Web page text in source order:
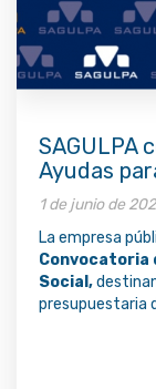
SAGULPA
Ayudas
1 de junio de
La empresa
Convocatoria
Social,
presupuestaria